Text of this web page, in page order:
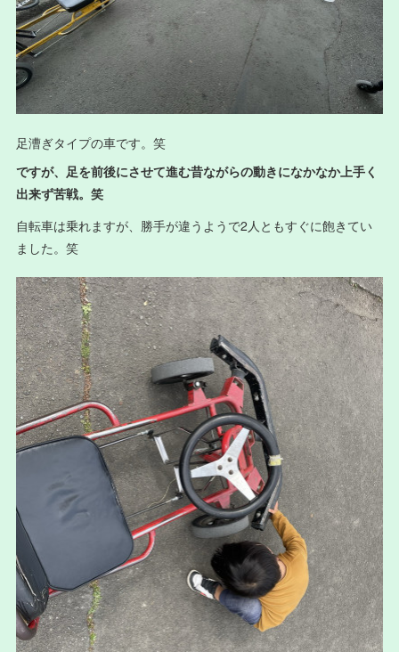
足漕ぎタイプの車です。笑
ですが、足を前後にさせて進む昔ながらの動きになかなか上手く
出来ず苦戦。笑
自転車は乗れますが、勝手が違うようで2人ともすぐに飽きてい
ました。笑